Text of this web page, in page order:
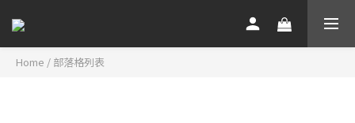
Home / 部落格列表